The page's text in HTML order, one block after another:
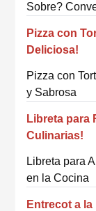
Sobre?
Pizza con
Deliciosa!
Pizza con
y Sabrosa
Libreta para
Culinarias!
Libreta para
en la Cocina
Entrecot a